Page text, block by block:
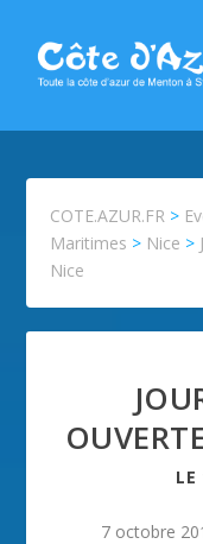
COTE.AZUR.FR >
Maritimes > Nice >
Nice
LE
7 octobre